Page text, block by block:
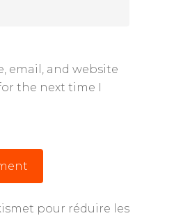
email, and website
the next time I
pour réduire les